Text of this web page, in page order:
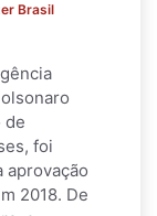
Brasil
de
foi
aprovação
2018. De